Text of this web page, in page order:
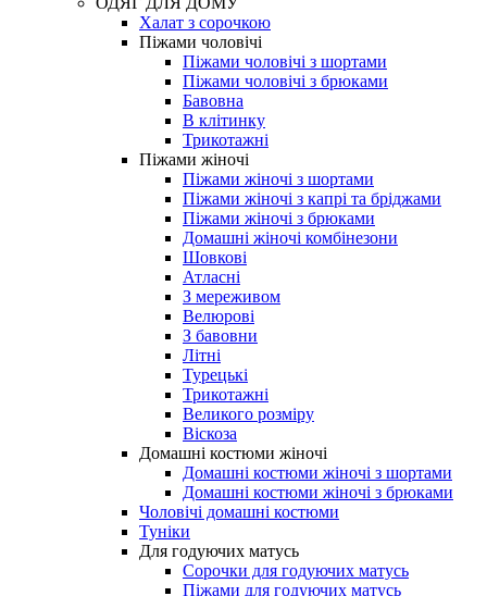
Халат з сорочкою
Піжами чоловічі
Піжами чоловічі з шортами
Піжами чоловічі з брюками
Бавовна
В клітинку
Трикотажні
Піжами жіночі
Піжами жіночі з шортами
Піжами жіночі з капрі та бріджами
Піжами жіночі з брюками
Домашні жіночі комбінезони
Шовкові
Атласні
З мереживом
Велюрові
З бавовни
Літні
Турецькі
Трикотажні
Великого розміру
Віскоза
Домашні костюми жіночі
Домашні костюми жіночі з шортами
Домашні костюми жіночі з брюками
Чоловічі домашні костюми
Туніки
Для годуючих матусь
Сорочки для годуючих матусь
Піжами для годуючих матусь